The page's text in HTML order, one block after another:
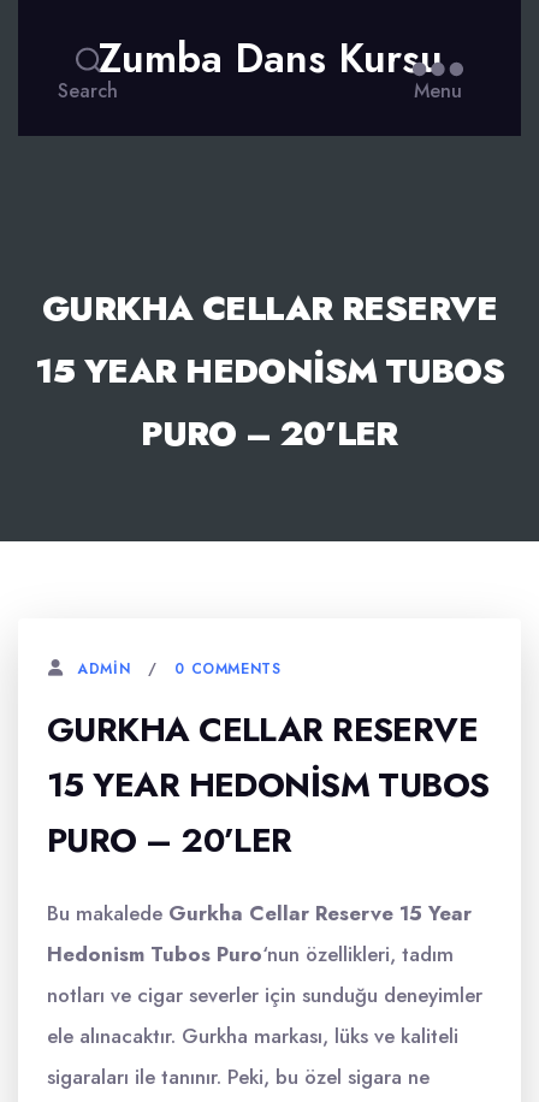
Search
Zumba Dans Kursu
Menu
GURKHA CELLAR RESERVE
15 YEAR HEDONISM TUBOS
PURO – 20’LER
ADMIN 0 COMMENTS
GURKHA CELLAR RESERVE
15 YEAR HEDONISM TUBOS
PURO – 20’LER
Bu makalede Gurkha Cellar Reserve 15 Year
Hedonism Tubos Puro‘nun özellikleri, tadım
notları ve cigar severler için sunduğu deneyimler
ele alınacaktır. Gurkha markası, lüks ve kaliteli
sigaraları ile tanınır. Peki, bu özel sigara ne